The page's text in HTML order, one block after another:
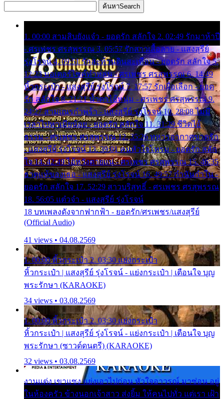
ค้นหาSearch
1. 00:00 สามสิบยังแจ๋ว - ยอดรัก สลักใจ 2. 02:49 รักมาห้าปี
- ศรเพชร ศรสุพรรณ 3. 05:57 รักสาวเสื้อลาย - แสงสุรีย์
รุ่งโรจน์ 4. 09:51 รักสะท้านดินสะเทือน - ยอดรัก สลักใจ 5.
12:23 มอเตอร์ไซค์ทำหล่น - ศรเพชร ศรสุพรรณ 6. 14:49
หิ้วกระเป๋า - แสงสุรีย์ รุ่งโรจน์ 7. 17:57 รักเผื่อเลือก - ยอด
รัก สลักใจ 8. 21:21 น้ำตาไอ้หนุ่ม - ศรเพชร ศรสุพรรณ 9.
24:27 สามเณรกำพร้า - แสงสุรีย์ รุ่งโรจน์ 10. 28:08 ไม่มี
เวลาไปหาเมียน้อย - ยอดรัก สลักใจ 11. 31:29 ชีวิตไอ้
ธรรม - ศรเพชร ศรสุพรรณ 12. 35:26 ทหารอากาศขาดรัก
- แสงสุรีย์ รุ่งโรจน์ 13. 39:01 คนหัวใจโทรม - ยอดรัก สลัก
ใจ 14. 42:49 ไอ้หวังตายแน่ - ศรเพชร ศรสุพรรณ 15. 46:35
ธาตุแท้ของเธอ - แสงสุรีย์ รุ่งโรจน์ 16. 49:57 กำนันกำใน -
ยอดรัก สลักใจ 17. 52:29 สาวบริสุทธิ์ - ศรเพชร ศรสุพรรณ
18. 56:05 แต๋วจ๋า - แสงสุรีย์ รุ่งโรจน์
18 บทเพลงดังจากฟากฟ้า - ยอดรัก/ศรเพชร/แสงสุรีย์
(Official Audio)
41 views • 04.08.2569
1. 00:00 หิ้วกระเป๋า 2. 03:30 แย่งกระเป๋า
หิ้วกระเป๋า | แสงสุรีย์ รุ่งโรจน์ - แย่งกระเป๋า | เตือนใจ บุญ
พระรักษา (KARAOKE)
34 views • 03.08.2569
1. 00:00 หิ้วกระเป๋า 2. 03:30 แย่งกระเป๋า
หิ้วกระเป๋า | แสงสุรีย์ รุ่งโรจน์ - แย่งกระเป๋า | เตือนใจ บุญ
พระรักษา (ซาวด์ดนตรี) (KARAOKE)
32 views • 03.08.2569
งานแต่ง เขาแซง แย่งเอาไปก่อน หัวใจอาวรณ์ มาซ่อน อยู่
ในห้องครัว ข้างนอกเจ้าสาว ส่งยิ้ม ให้คนไปทั่ว แต่เรา เฝ้า